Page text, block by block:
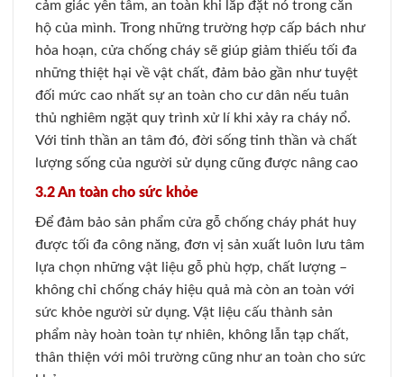
cảm giác yên tâm, an toàn khi lắp đặt nó trong căn
hộ của mình. Trong những trường hợp cấp bách như
hỏa hoạn, cửa chống cháy sẽ giúp giảm thiếu tối đa
những thiệt hại về vật chất, đảm bảo gần như tuyệt
đối mức cao nhất sự an toàn cho cư dân nếu tuân
thủ nghiêm ngặt quy trình xử lí khi xảy ra cháy nổ.
Với tinh thần an tâm đó, đời sống tinh thần và chất
lượng sống của người sử dụng cũng được nâng cao
3.2 An toàn cho sức khỏe
Để đảm bảo sản phẩm cửa gỗ chống cháy phát huy
được tối đa công năng, đơn vị sản xuất luôn lưu tâm
lựa chọn những vật liệu gỗ phù hợp, chất lượng –
không chỉ chống cháy hiệu quả mà còn an toàn với
sức khỏe người sử dụng. Vật liệu cấu thành sản
phẩm này hoàn toàn tự nhiên, không lẫn tạp chất,
thân thiện với môi trường cũng như an toàn cho sức